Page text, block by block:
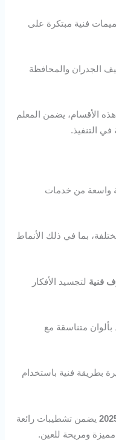
فنية مبتكرة على
الجدران والمحافظة
الأقسام، يضمن المعلم
في التنفيذ.
واسعة من خدمات
بما في ذلك الأنماط
فنية لتجسيد الأفكار
بألوان متناسقة مع
بطريقة فنية باستخدام
يضمن تشطيبات رائعة
ومريحة للعين.